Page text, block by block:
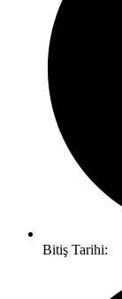
Bitiş Tarihi: